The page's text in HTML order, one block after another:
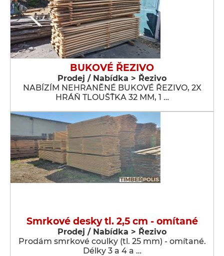
BUKOVÉ ŘEZIVO
Prodej / Nabídka > Řezivo
NABÍZÍM NEHRANĚNÉ BUKOVÉ ŘEZIVO, 2X
HRÁŇ TLOUŠŤKA 32 MM, 1 …
Smrkové desky tl. 2,5 cm - omítané
Prodej / Nabídka > Řezivo
Prodám smrkové coulky (tl. 25 mm) - omítané.
Délky 3 a 4 a …